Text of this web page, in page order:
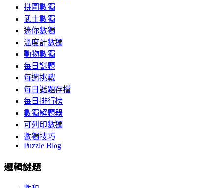
拼圖數獨
武士數獨
迷你數獨
溫度計數獨
動物數獨
每日謎題
每週挑戰
每日謎題存檔
每日排行榜
數獨解題器
可列印數獨
數獨技巧
Puzzle Blog
邏輯謎題